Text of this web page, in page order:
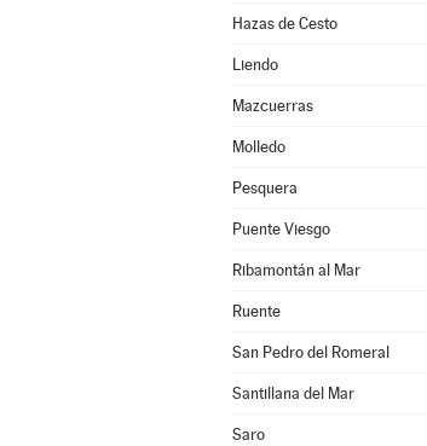
Hazas de Cesto
Liendo
Mazcuerras
Molledo
Pesquera
Puente Viesgo
Ribamontán al Mar
Ruente
San Pedro del Romeral
Santillana del Mar
Saro